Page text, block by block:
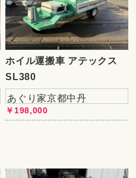
ホイル運搬車 アテックス
SL380
あぐり家京都中丹
￥198,000